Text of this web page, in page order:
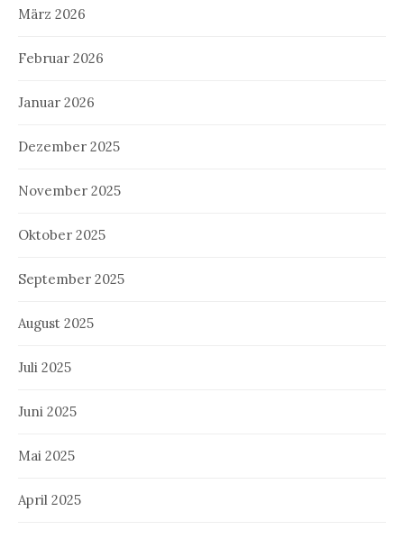
März 2026
Februar 2026
Januar 2026
Dezember 2025
November 2025
Oktober 2025
September 2025
August 2025
Juli 2025
Juni 2025
Mai 2025
April 2025